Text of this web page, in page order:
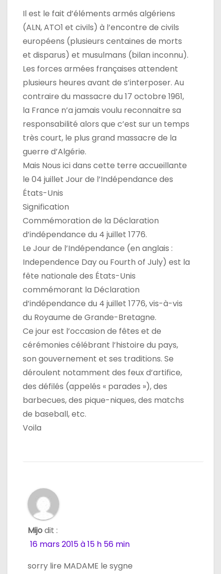
Il est le fait d’éléments armés algériens
(ALN, ATO1 et civils) à l’encontre de civils
européens (plusieurs centaines de morts
et disparus) et musulmans (bilan inconnu).
Les forces armées françaises attendent
plusieurs heures avant de s’interposer. Au
contraire du massacre du 17 octobre 1961,
la France n’a jamais voulu reconnaitre sa
responsabilité alors que c’est sur un temps
très court, le plus grand massacre de la
guerre d’Algérie.
Mais Nous ici dans cette terre accueillante
le 04 juillet Jour de l’Indépendance des
États-Unis
Signification
Commémoration de la Déclaration
d’indépendance du 4 juillet 1776.
Le Jour de l’Indépendance (en anglais :
Independence Day ou Fourth of July) est la
fête nationale des États-Unis
commémorant la Déclaration
d’indépendance du 4 juillet 1776, vis-à-vis
du Royaume de Grande-Bretagne.
Ce jour est l’occasion de fêtes et de
cérémonies célébrant l’histoire du pays,
son gouvernement et ses traditions. Se
déroulent notamment des feux d’artifice,
des défilés (appelés « parades »), des
barbecues, des pique-niques, des matchs
de baseball, etc.
Voila
Mijodit :
16 mars 2015 à 15 h 56 min
sorry lire MADAME le sygne